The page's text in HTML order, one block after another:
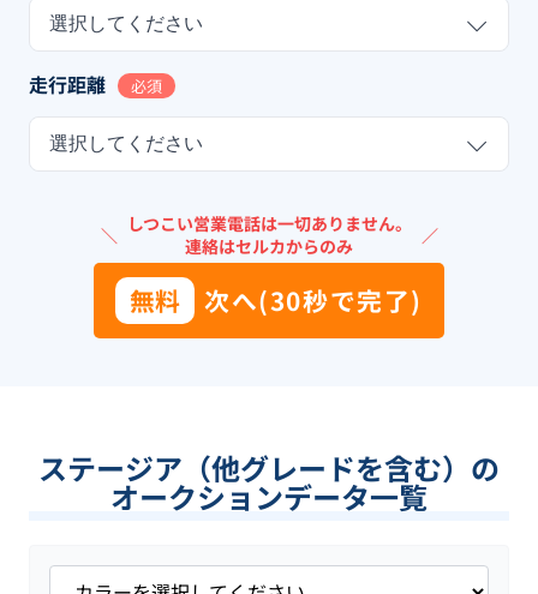
選択してください
走行距離 必須
選択してください
＼ しつこい営業電話は一切ありません。
連絡はセルカからのみ
／
無料 次へ(30秒で完了)
ステージア（他グレードを含む）の
オークションデータ一覧